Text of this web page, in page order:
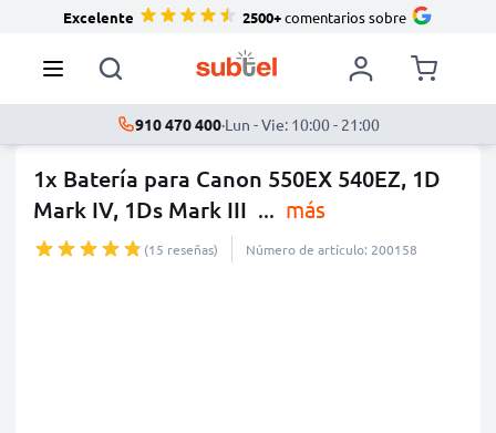
Excelente 2500+comentarios sobre
910 470 400·Lun - Vie: 10:00 - 21:00
1x Batería para Canon 550EX 540EZ, 1D
Mark IV, 1Ds Mark III ... más
(15 reseñas) Número de artículo: 200158